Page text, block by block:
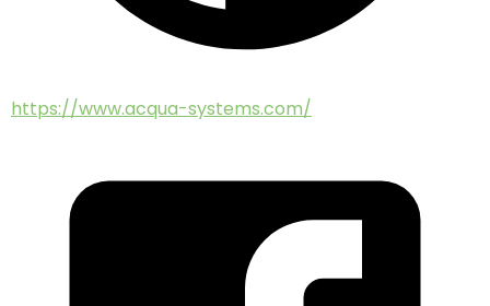
https://www.acqua-systems.com/